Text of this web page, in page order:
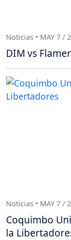
Noticias • MAY 7 /
DIM vs
Noticias • MAY 7 /
Coquimbo
la